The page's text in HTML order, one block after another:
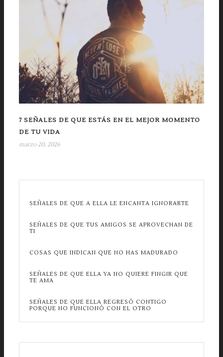
7 SEÑALES DE QUE ESTÁS EN EL MEJOR MOMENTO
DE TU VIDA
marzo 20, 2026
SEÑALES DE QUE A ELLA LE ENCANTA IGNORARTE
SEÑALES DE QUE TUS AMIGOS SE APROVECHAN DE
TI
COSAS QUE INDICAN QUE NO HAS MADURADO
SEÑALES DE QUE ELLA YA NO QUIERE FINGIR QUE
TE AMA
SEÑALES DE QUE ELLA REGRESÓ CONTIGO
PORQUE NO FUNCIONÓ CON EL OTRO